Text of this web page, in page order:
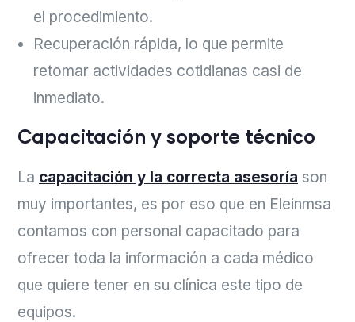
el procedimiento.
Recuperación rápida, lo que permite
retomar actividades cotidianas casi de
inmediato.
Capacitación y soporte técnico
La capacitación y la correcta asesoría son
muy importantes, es por eso que en Eleinmsa
contamos con personal capacitado para
ofrecer toda la información a cada médico
que quiere tener en su clínica este tipo de
equipos.